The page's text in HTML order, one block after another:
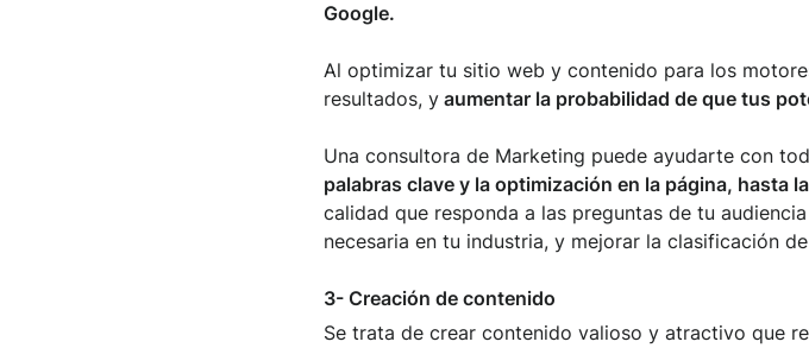
Google.
Al optimizar tu sitio web y contenido para los
resultados, y aumentar la probabilidad de que tus
Una consultora de Marketing puede ayudarte con
palabras clave y la optimización en la página, hasta
calidad que responda a las preguntas de tu
necesaria en tu industria, y mejorar la clasificación
3- Creación de contenido
Se trata de crear contenido valioso y atractivo que